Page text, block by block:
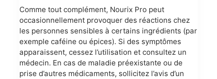
Comme tout complément, Nourix Pro peut
occasionnellement provoquer des réactions chez
les personnes sensibles à certains ingrédients (par
exemple caféine ou épices). Si des symptômes
apparaissent, cessez l’utilisation et consultez un
médecin. En cas de maladie préexistante ou de
prise d’autres médicaments, sollicitez l’avis d’un